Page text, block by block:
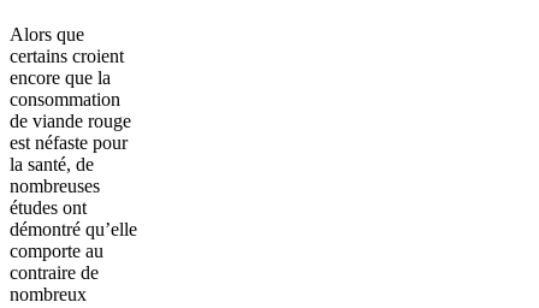
Alors que
certains croient
encore que la
consommation
de viande rouge
est néfaste pour
la santé, de
nombreuses
études ont
démontré qu’elle
comporte au
contraire de
nombreux